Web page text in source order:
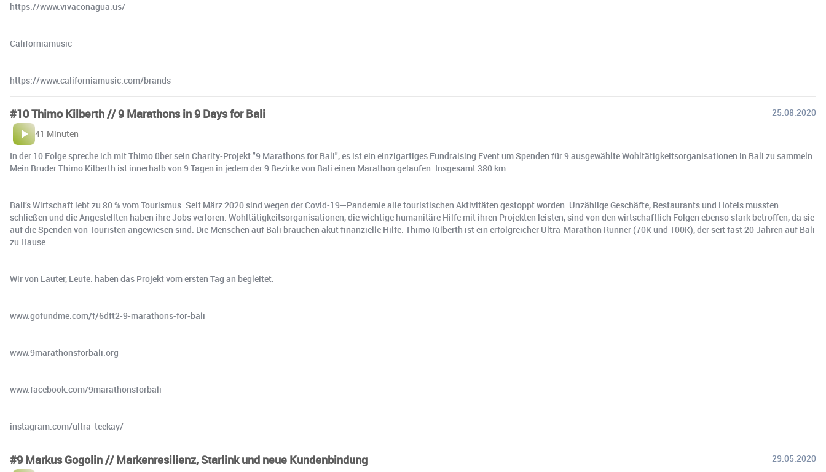
https://www.vivaconagua.us/
Californiamusic
https://www.californiamusic.com/brands
#10 Thimo Kilberth // 9 Marathons in 9 Days for Bali
25.08.2020
41 Minuten
In der 10 Folge spreche ich mit Thimo über sein Charity-Projekt "9 Marathons for Bali", es ist ein einzigartiges Fundraising Event um Spenden für 9 ausgewählte Wohltätigkeitsorganisationen in Bali zu sammeln.
Mein Bruder Thimo Kilberth ist innerhalb von 9 Tagen in jedem der 9 Bezirke von Bali einen Marathon gelaufen. Insgesamt 380 km.
Bali’s Wirtschaft lebt zu 80 % vom Tourismus. Seit März 2020 sind wegen der Covid-19—Pandemie alle touristischen Aktivitäten gestoppt worden. Unzählige Geschäfte, Restaurants und Hotels mussten
schließen und die Angestellten haben ihre Jobs verloren. Wohltätigkeitsorganisationen, die wichtige humanitäre Hilfe mit ihren Projekten leisten, sind von den wirtschaftlich Folgen ebenso stark betroffen, da sie
auf die Spenden von Touristen angewiesen sind. Die Menschen auf Bali brauchen akut finanzielle Hilfe. Thimo Kilberth ist ein erfolgreicher Ultra-Marathon Runner (70K und 100K), der seit fast 20 Jahren auf Bali
zu Hause
Wir von Lauter, Leute. haben das Projekt vom ersten Tag an begleitet.
www.gofundme.com/f/6dft2-9-marathons-for-bali
www.9marathonsforbali.org
www.facebook.com/9marathonsforbali
instagram.com/ultra_teekay/
#9 Markus Gogolin // Markenresilienz, Starlink und neue Kundenbindung 29.05.2020